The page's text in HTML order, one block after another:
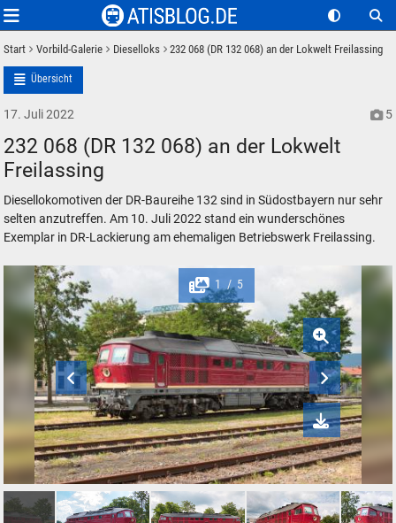
Start Vorbild-Galerie Dieselloks 232 068 (DR 132 068) an der Lokwelt Freilassing
Übersicht
17. Juli 2022 5
232 068 (DR 132 068) an der Lokwelt
Freilassing
Diesellokomotiven der DR-Baureihe 132 sind in Südostbayern nur sehr
selten anzutreffen. Am 10. Juli 2022 stand ein wunderschönes
Exemplar in DR-Lackierung am ehemaligen Betriebswerk Freilassing.
232 068 an der Lokwelt Freilassing
1 / 5